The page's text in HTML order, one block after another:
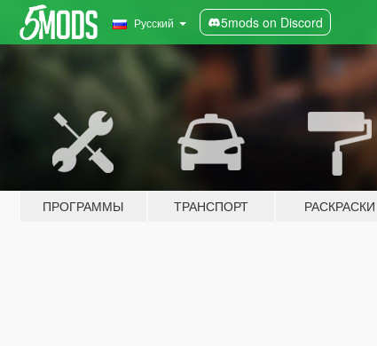
Русский 5mods on Discord
ПРОГРАММЫ ТРАНСПОРТ РАСКРАСКИ